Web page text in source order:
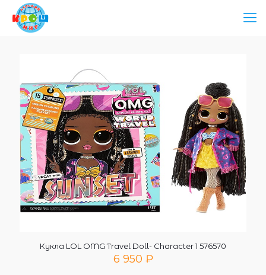
Кукла LOL OMG Travel Doll- Character 1 576570
6 950 ₽